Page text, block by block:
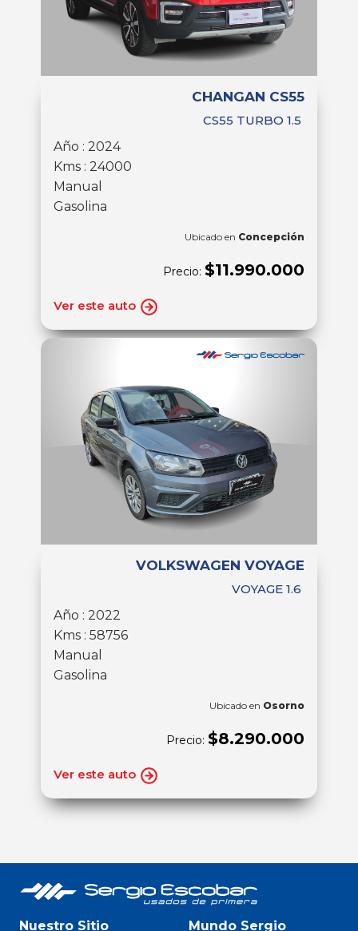
CHANGAN CS55
CS55 TURBO 1.5
Año : 2024
Kms : 24000
Manual
Gasolina
Ubicado en Concepción
Precio: $11.990.000
Ver este auto
VOLKSWAGEN VOYAGE
VOYAGE 1.6
Año : 2022
Kms : 58756
Manual
Gasolina
Ubicado en Osorno
Precio: $8.290.000
Ver este auto
Nuestro Sitio Mundo Sergio